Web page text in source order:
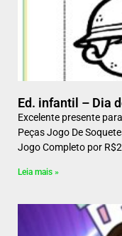
Ed. infantil – Dia
Excelente presente
Peças Jogo De
Jogo Completo por
Leia mais »